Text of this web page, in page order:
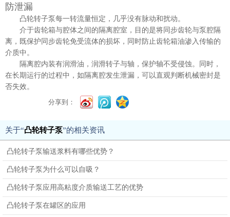
防泄漏
凸轮转子泵每一转流量恒定，几乎没有脉动和扰动。
介于齿轮箱与腔体之间的隔离腔室，目的是将同步齿轮与泵腔隔
离，既保护同步齿轮免受流体的损坏，同时防止齿轮箱油渗入传输的
介质中。
隔离腔内装有润滑油，润滑转子与轴，保护轴不受侵蚀。同时，
在长期运行的过程中，如隔离腔发生泄漏，可以直观判断机械密封是
否失效。
分享到：
关于“凸轮转子泵”的相关资讯
凸轮转子泵输送浆料有哪些优势？
凸轮转子泵为什么可以自吸？
凸轮转子泵应用高粘度介质输送工艺的优势
凸轮转子泵在罐区的应用